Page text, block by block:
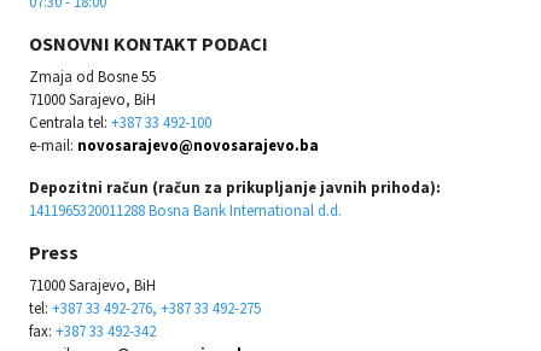
OSNOVNI KONTAKT PODACI
Zmaja od Bosne 55
71000 Sarajevo, BiH
Centrala tel: +387 33 492-100
e-mail: novosarajevo@novosarajevo.ba
Depozitni račun (račun za prikupljanje javnih prihoda):
1411965320011288 Bosna Bank International d.d.
Press
71000 Sarajevo, BiH
tel: +387 33 492-276, +387 33 492-275
fax: +387 33 492-342